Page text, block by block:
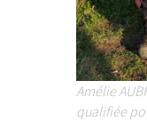
Amélie
qualifiée